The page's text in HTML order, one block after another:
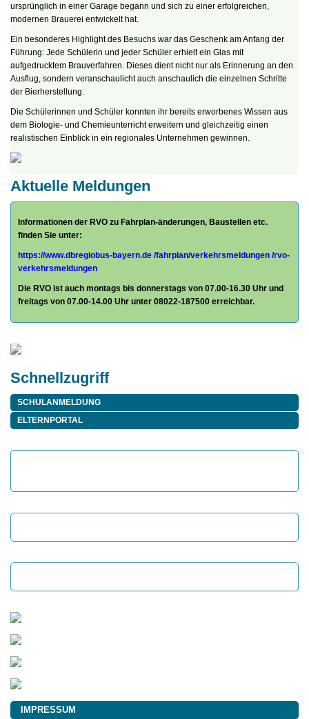
Aktuelle Meldungen
Informationen der RVO zu Fahrplan-änderungen, Baustellen etc.
finden Sie unter:
https://www.dbregiobus-bayern.de /fahrplan/verkehrsmeldungen /rvo-
verkehrsmeldungen
Die RVO ist auch montags bis donnerstags von 07.00-16.30 Uhr und
freitags von 07.00-14.00 Uhr unter 08022-187500 erreichbar.
Schnellzugriff
SCHULANMELDUNG
ELTERNPORTAL
ursprünglich in einer Garage begann und sich zu einer erfolgreichen,
modernen Brauerei entwickelt hat.
Ein besonderes Highlight des Besuchs war das Geschenk am Anfang der
Führung: Jede Schülerin und jeder Schüler erhielt ein Glas mit
aufgedrucktem Brauverfahren. Dieses dient nicht nur als Erinnerung an den
Ausflug, sondern veranschaulicht auch anschaulich die einzelnen Schritte
der Bierherstellung.
Die Schülerinnen und Schüler konnten ihr bereits erworbenes Wissen aus
dem Biologie- und Chemieunterricht erweitern und gleichzeitig einen
realistischen Einblick in ein regionales Unternehmen gewinnen.
IMPRESSUM